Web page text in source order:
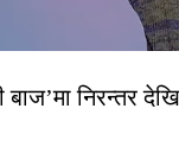
बाज’मा निरन्तर